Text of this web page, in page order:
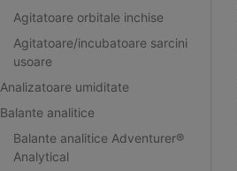
Agitatoare orbitale inchise
Agitatoare/incubatoare sarcini
usoare
Analizatoare umiditate
Balante analitice
Balante analitice Adventurer®
Analytical